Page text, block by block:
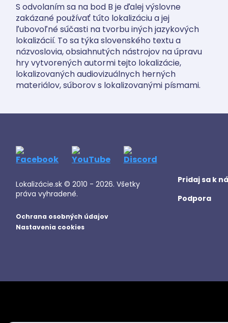
S odvolaním sa na bod B je ďalej výslovne
zakázané používať túto lokalizáciu a jej
ľubovoľné súčasti na tvorbu iných jazykových
lokalizácií. To sa týka slovenského textu a
názvoslovia, obsiahnutých nástrojov na úpravu
hry vytvorených autormi tejto lokalizácie,
lokalizovaných audiovizuálnych herných
materiálov, súborov s lokalizovanými písmami.
Lokalizácie.sk © 2010 - 2026. Všetky
práva vyhradené.
Ochrana osobných údajov
Nastavenia cookies
Pridaj sa k
Podpora